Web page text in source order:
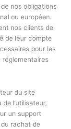
nos obligations
ou européen.
nos clients de
de leur compte
pour les
réglementaires
du site
de l’utilisateur,
un support
rachat de